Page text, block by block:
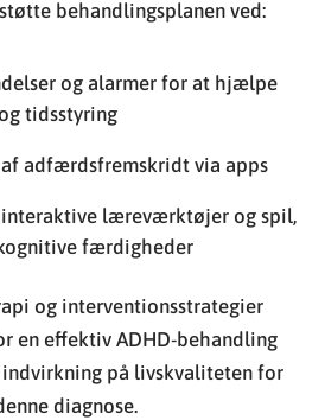
behandlingsplanen ved:
og alarmer for at hjælpe
tidsstyring
adfærdsfremskridt via apps
læreværktøjer og spil,
færdigheder
og interventionsstrategier
en effektiv ADHD-behandling
på livskvaliteten for
diagnose.